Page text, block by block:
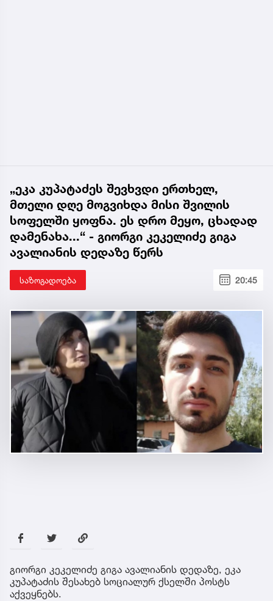
„ეკა კუპატაძეს შევხვდი ერთხელ,
მთელი დღე მოგვიხდა მისი შვილის
სოფელში ყოფნა. ეს დრო მეყო, ცხადად
დამენახა...“ - გიორგი კეკელიძე გიგა
ავალიანის დედაზე წერს
საზოგადოება 20:45
გიორგი კეკელიძე გიგა ავალიანის დედაზე, ეკა
კუპატაძის შესახებ სოციალურ ქსელში პოსტს
აქვეყნებს.